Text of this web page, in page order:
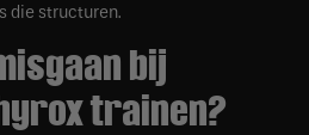
die structuren.
bij
trainen?